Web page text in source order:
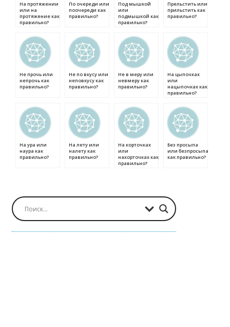
На протяжении
или на
протяжение как
правильно?
По очереди или
поочереди как
правильно?
Под мышкой
или
подмышкой как
правильно?
Прельстить или
прильстить как
правильно?
Не прочь или
непрочь как
правильно?
Не по вкусу или
неповкусу как
правильно?
Не в меру или
невмеру как
правильно?
На цыпочках
или
нацыпочках как
правильно?
На ура или
наура как
правильно?
На лету или
налету как
правильно?
На корточках
или
накорточках как
правильно?
Без просыпа
или безпросыпа
как правильно?